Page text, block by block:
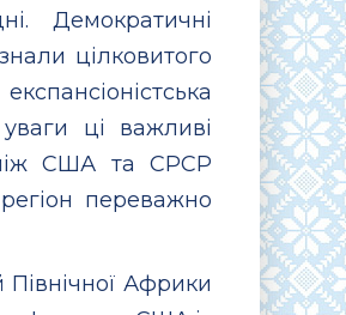
Демократичні
цілковитого
ці важливі
США та СРСР
переважно
Африки